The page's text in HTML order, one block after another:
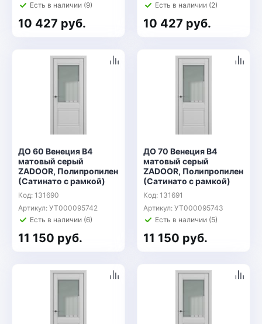
Есть в наличии (9)
10 427 руб.
Есть в наличии (2)
10 427 руб.
ДО 60 Венеция В4
матовый серый
ZADOOR, Полипропилен
(Сатинато с рамкой)
Код: 131690
Артикул: УТ000095742
Есть в наличии (6)
11 150 руб.
ДО 70 Венеция В4
матовый серый
ZADOOR, Полипропилен
(Сатинато с рамкой)
Код: 131691
Артикул: УТ000095743
Есть в наличии (5)
11 150 руб.